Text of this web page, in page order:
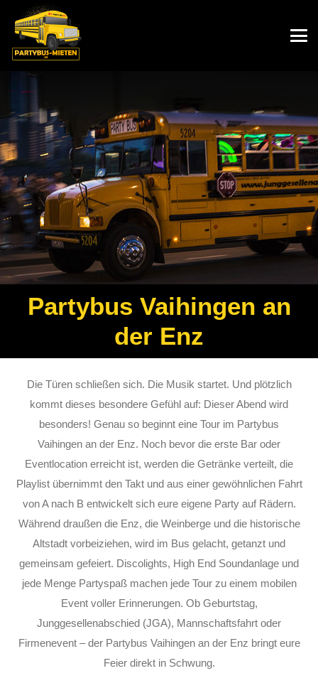
Partybus Vaihingen an
der Enz
Die Türen schließen sich. Die Musik startet. Und plötzlich
kommt dieses besondere Gefühl auf: Dieser Abend wird
besonders! Genau so beginnt eine Tour im Partybus
Vaihingen an der Enz. Noch bevor die erste Bar oder
Eventlocation erreicht ist, werden die Getränke verteilt, die
Playlist übernimmt den Takt und aus einer gewöhnlichen Fahrt
von A nach B entwickelt sich eure eigene Party auf Rädern.
Während draußen die Enz, die Weinberge und die historische
Altstadt vorbeiziehen, wird im Bus gelacht, getanzt und
gemeinsam gefeiert. Discolights, High End Soundanlage und
jede Menge Partyspaß machen jede Tour zu einem mobilen
Event voller Erinnerungen. Ob Geburtstag,
Junggesellenabschied (JGA), Mannschaftsfahrt oder
Firmenevent – der Partybus Vaihingen an der Enz bringt eure
Feier direkt in Schwung.